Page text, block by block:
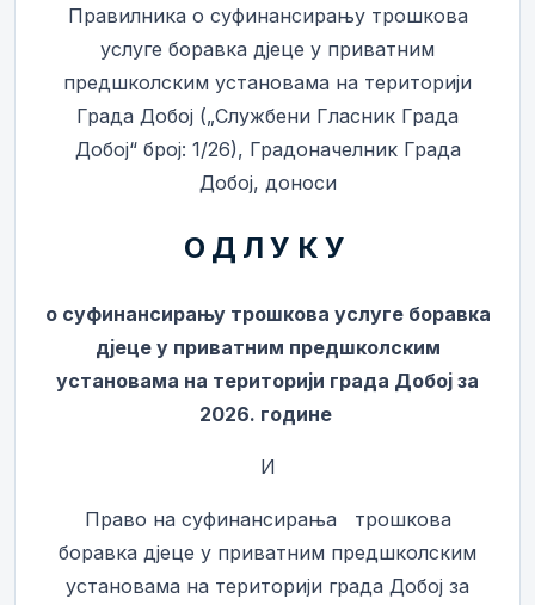
Правилника о суфинансирању трошкова
услуге боравка дјеце у приватним
предшколским установама на територији
Града Добој („Службени Гласник Града
Добој“ број: 1/26), Градоначелник Града
Добој, доноси
О Д Л У К У
о суфинансирању трошкова услуге боравка
дјеце у приватним предшколским
установама на територији града Добој за
2026. године
И
Право на суфинансирања трошкова
боравка дјеце у приватним предшколским
установама на територији града Добој за